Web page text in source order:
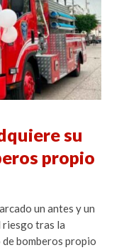
su
propio
un antes y un
riesgo tras la
bomberos propio